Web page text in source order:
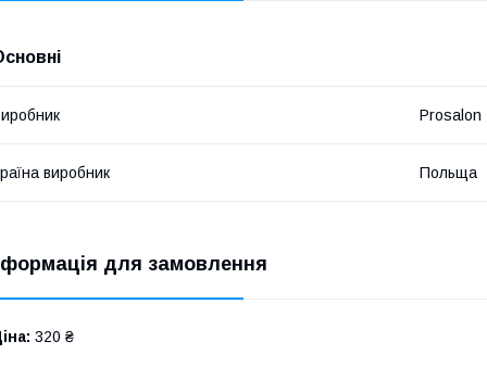
Prosalon
виробник Польща
для замовлення
320 ₴